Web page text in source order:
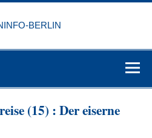
(15) : Der eiserne